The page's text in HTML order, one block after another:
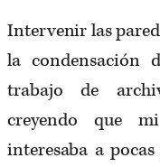
Intervenir las
la condensación
trabajo de
creyendo que
interesaba a